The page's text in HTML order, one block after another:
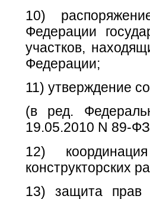
10)
Федерации
участков,
Федерации;
11) утверждение
(в ред.
19.05.2010 N 89-
12)
конструкторских
13) защита прав